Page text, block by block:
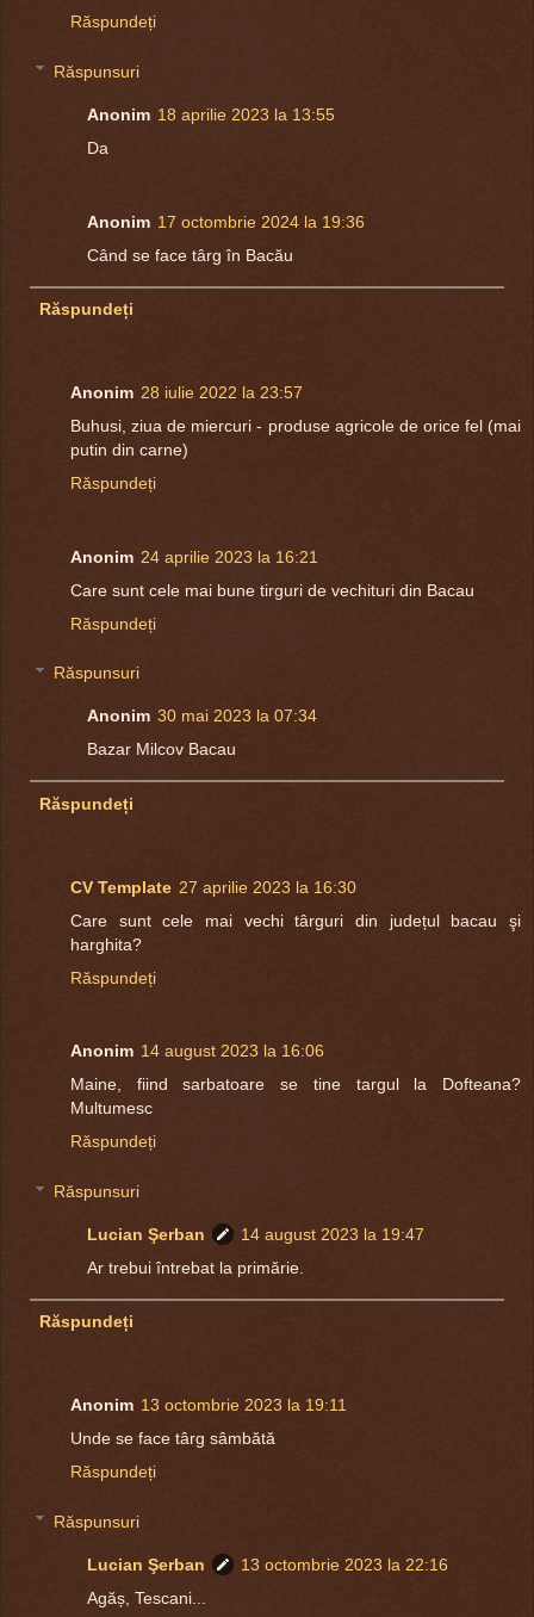
Răspundeți
Răspunsuri
Anonim 18 aprilie 2023 la 13:55
Da
Anonim 17 octombrie 2024 la 19:36
Când se face târg în Bacău
Răspundeți
Anonim 28 iulie 2022 la 23:57
Buhusi, ziua de miercuri - produse agricole de orice fel (mai
putin din carne)
Răspundeți
Anonim 24 aprilie 2023 la 16:21
Care sunt cele mai bune tirguri de vechituri din Bacau
Răspundeți
Răspunsuri
Anonim 30 mai 2023 la 07:34
Bazar Milcov Bacau
Răspundeți
CV Template 27 aprilie 2023 la 16:30
Care sunt cele mai vechi târguri din județul bacau şi
harghita?
Răspundeți
Anonim 14 august 2023 la 16:06
Maine, fiind sarbatoare se tine targul la Dofteana?
Multumesc
Răspundeți
Răspunsuri
Lucian Şerban
14 august 2023 la 19:47
Ar trebui întrebat la primărie.
Răspundeți
Anonim 13 octombrie 2023 la 19:11
Unde se face târg sâmbătă
Răspundeți
Răspunsuri
Lucian Şerban
13 octombrie 2023 la 22:16
Agăș, Tescani...